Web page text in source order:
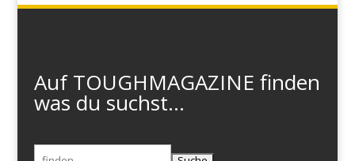
Auf TOUGHMAGAZINE finden
was du suchst...
Suchen